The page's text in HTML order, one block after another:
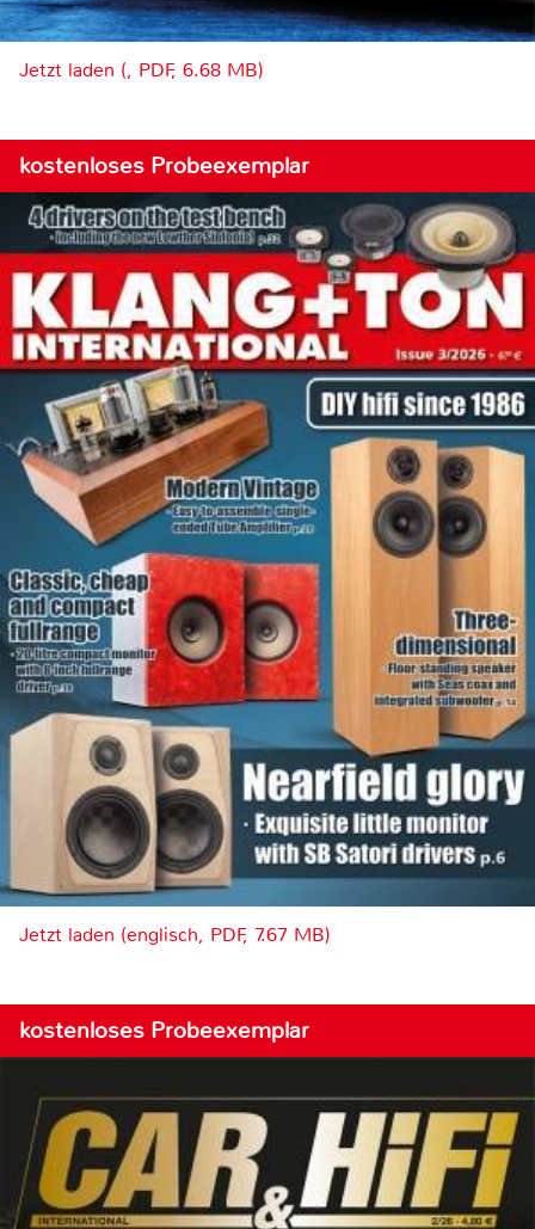
Jetzt laden (, PDF, 6.68 MB)
kostenloses Probeexemplar
Jetzt laden (englisch, PDF, 7.67 MB)
kostenloses Probeexemplar